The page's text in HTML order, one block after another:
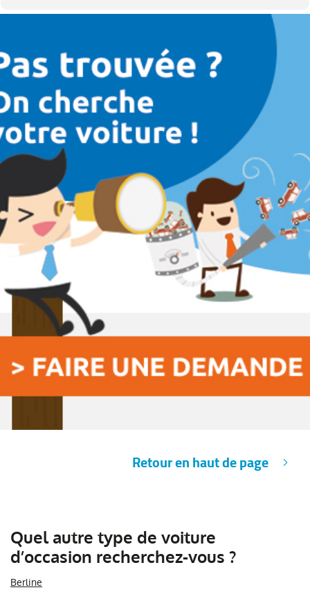
Retour en haut de page
Quel autre type de voiture
d’occasion recherchez-vous ?
Berline